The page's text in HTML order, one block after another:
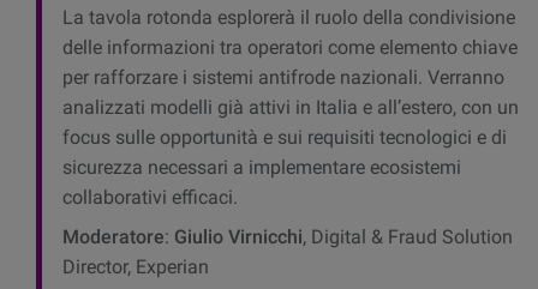
La tavola rotonda esplorerà il ruolo della condivisione
delle informazioni tra operatori come elemento chiave
per rafforzare i sistemi antifrode nazionali. Verranno
analizzati modelli già attivi in Italia e all’estero, con un
focus sulle opportunità e sui requisiti tecnologici e di
sicurezza necessari a implementare ecosistemi
collaborativi efficaci.
Moderatore: Giulio Virnicchi, Digital & Fraud Solution
Director, Experian